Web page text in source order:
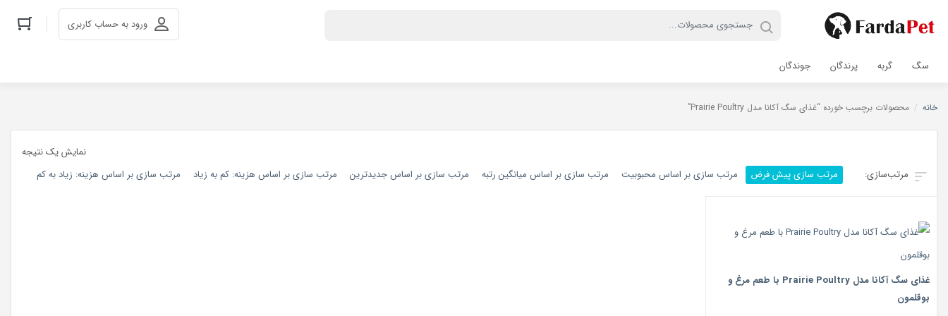
ورود به حساب کاربری
سگ گربه پرندگان جوندگان
خانه / محصولات برچسب خورده “غذای سگ آکانا مدل Prairie Poultry”
نمایش یک نتیجه
مرتب سازی پیش فرض
مرتب سازی بر اساس محبوبیت مرتب سازی بر اساس میانگین رتبه مرتب سازی بر اساس جدیدترین مرتب سازی بر اساس هزینه: کم به زیاد مرتب سازی بر اساس هزینه: زیاد به کم
غذای سگ آکانا مدل Prairie Poultry با طعم مرغ و
بوقلمون